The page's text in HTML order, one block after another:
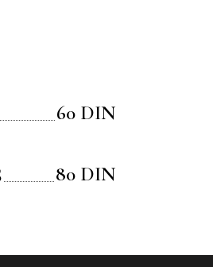
60 DIN
80 DIN